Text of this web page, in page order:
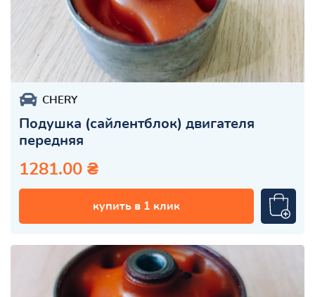
CHERY
Подушка (сайлентблок) двигателя
передняя
1281.00 ₴
купить в 1 клик